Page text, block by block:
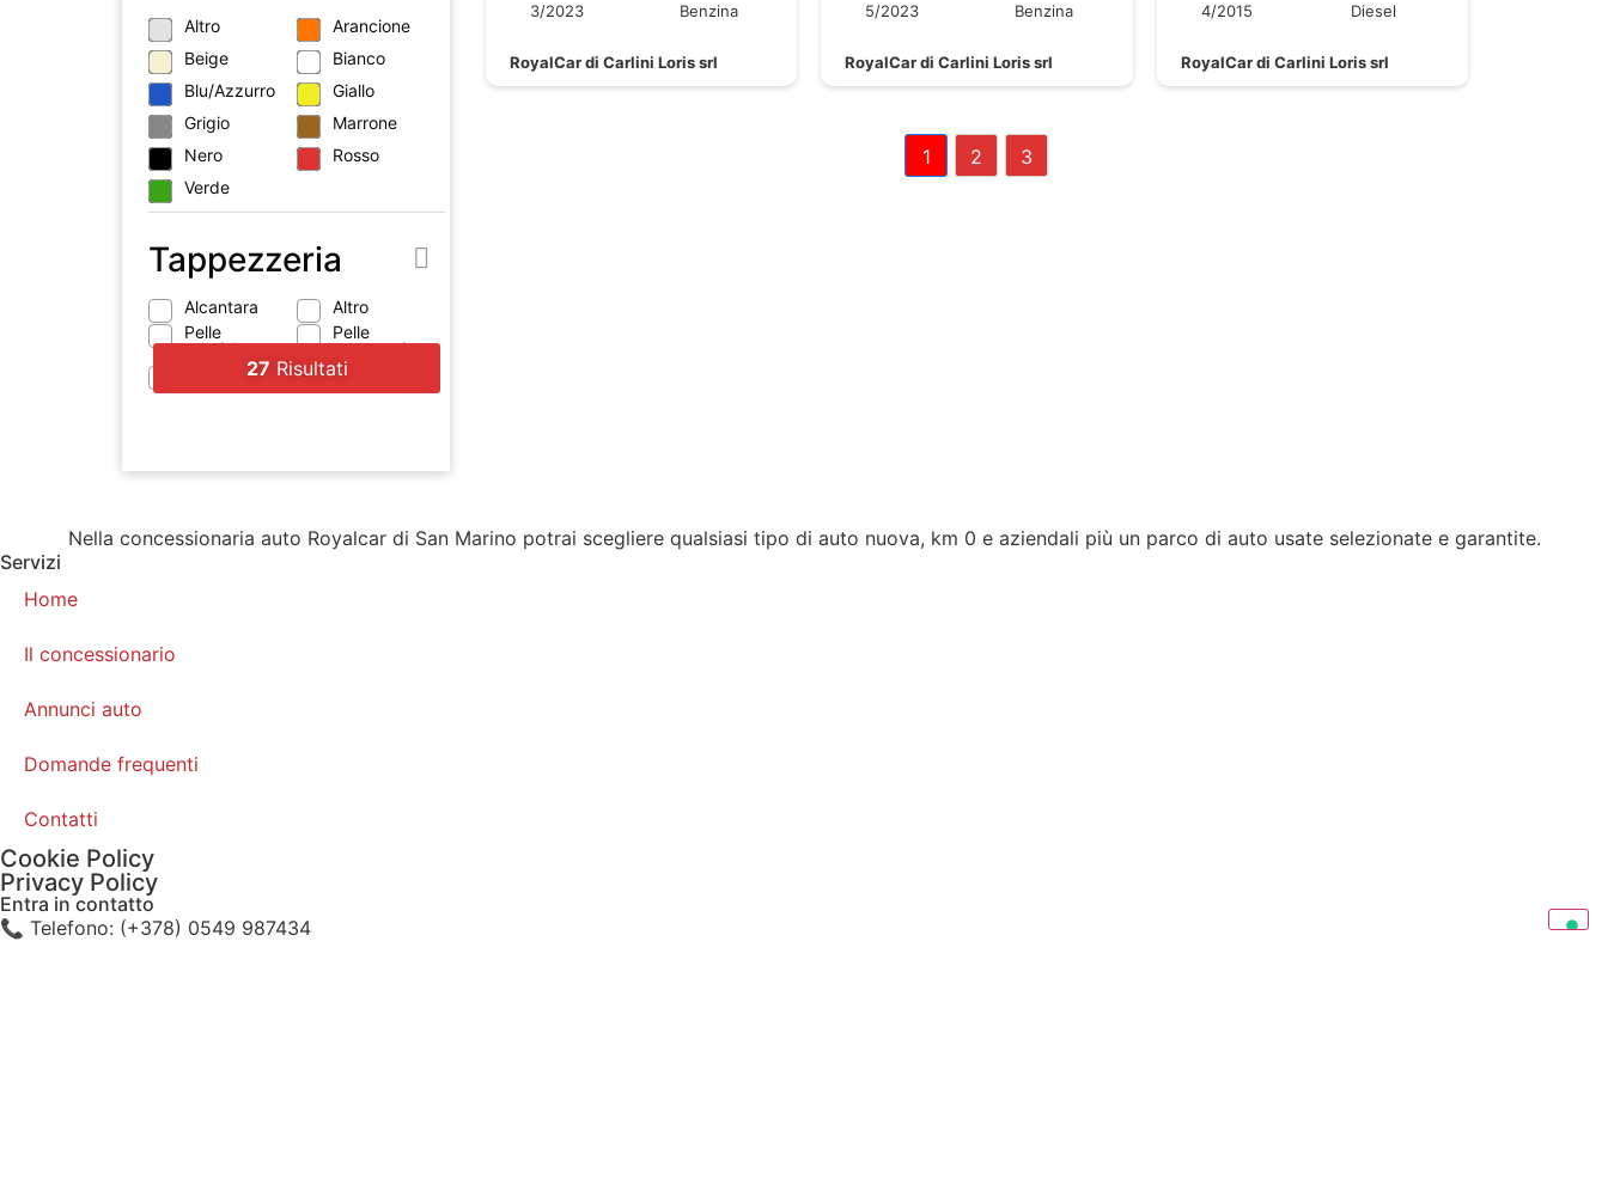
3/2023
Benzina
RoyalCar di Carlini Loris srl
5/2023
Benzina
RoyalCar di Carlini Loris srl
4/2015
Diesel
RoyalCar di Carlini Loris srl
1 2 3
Altro
Arancione
Beige
Bianco
Blu/Azzurro
Giallo
Grigio
Marrone
Nero
Rosso
Verde
Tappezzeria
Alcantara
Altro
Pelle
parziale
Pelle
scamosciata
Pelle totale
Stoffa
27 Risultati
Nella concessionaria auto Royalcar di San Marino potrai scegliere qualsiasi tipo di auto nuova, km 0 e aziendali più un parco di auto usate selezionate e garantite.
Servizi
Home
Il concessionario
Annunci auto
Domande frequenti
Contatti
Cookie Policy
Privacy Policy
Entra in contatto
📞 Telefono: (+378) 0549 987434